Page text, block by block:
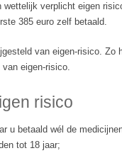
wettelijk verplicht eigen
385 euro zelf betaald.
van eigen-risico.
eigen-risico.
risico
u betaald wél de
tot 18 jaar;